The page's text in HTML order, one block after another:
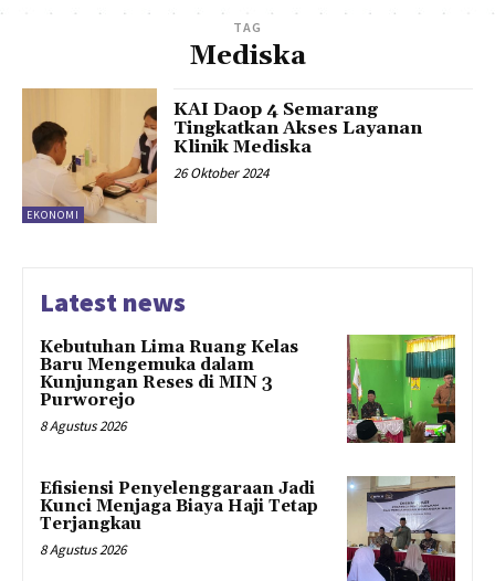
TAG
Mediska
EKONOMI
KAI Daop 4 Semarang
Tingkatkan Akses Layanan
Klinik Mediska
26 Oktober 2024
Latest news
Kebutuhan Lima Ruang Kelas
Baru Mengemuka dalam
Kunjungan Reses di MIN 3
Purworejo
8 Agustus 2026
Efisiensi Penyelenggaraan Jadi
Kunci Menjaga Biaya Haji Tetap
Terjangkau
8 Agustus 2026